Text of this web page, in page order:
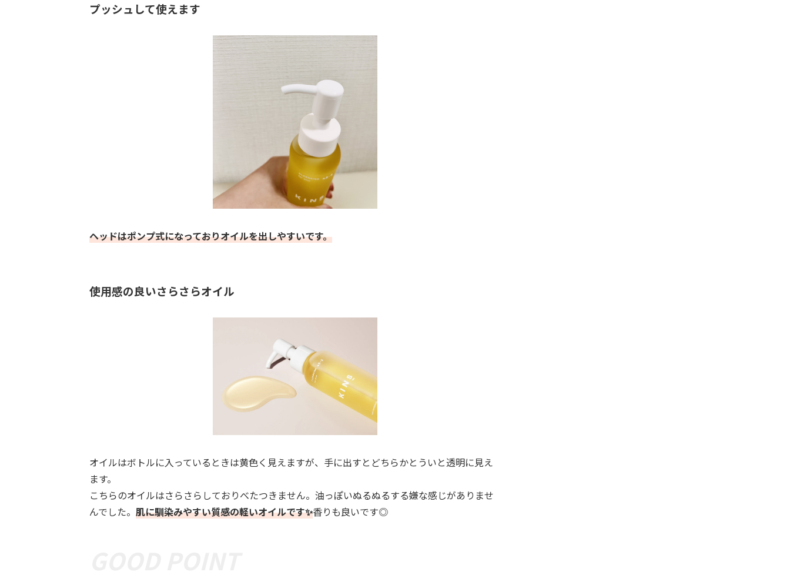
プッシュして使えます
ヘッドはポンプ式になっておりオイルを出しやすいです。
使用感の良いさらさらオイル
オイルはボトルに入っているときは黄色く見えますが、手に出すとどちらかとういと透明に見え
ます。
こちらのオイルはさらさらしておりべたつきません。油っぽいぬるぬるする嫌な感じがありませ
んでした。 肌に馴染みやすい質感の軽いオイルです✨香りも良いです◎